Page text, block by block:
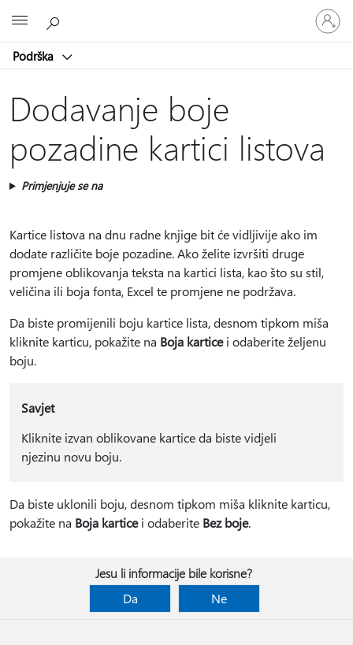
Podrška
Prijavite
se
u
račun
Dodavanje boje
pozadine kartici listova
Primjenjuje se na
Kartice listova na dnu radne knjige bit će vidljivije ako im
dodate različite boje pozadine. Ako želite izvršiti druge
promjene oblikovanja teksta na kartici lista, kao što su stil,
veličina ili boja fonta, Excel te promjene ne podržava.
Da biste promijenili boju kartice lista, desnom tipkom miša
kliknite karticu, pokažite na Boja karticei odaberite željenu
boju.
Savjet
Kliknite izvan oblikovane kartice da biste vidjeli
njezinu novu boju.
Da biste uklonili boju, desnom tipkom miša kliknite karticu,
pokažite na Boja karticei odaberite Bez boje.
Jesu li informacije bile korisne?
Da
Ne